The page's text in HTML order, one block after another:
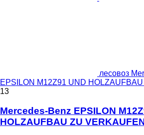
лесовоз
EPSILON M12Z91 UND
13
Mercedes-Benz EPSILON
HOLZAUFBAU ZU